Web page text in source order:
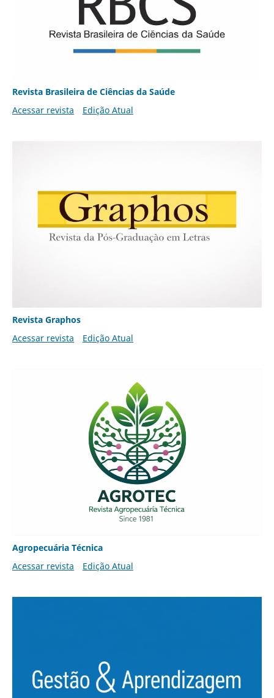
Revista Brasileira de Ciências da Saúde
Acessar revista
Edição Atual
Revista Graphos
Acessar revista
Edição Atual
Agropecuária Técnica
Acessar revista
Edição Atual